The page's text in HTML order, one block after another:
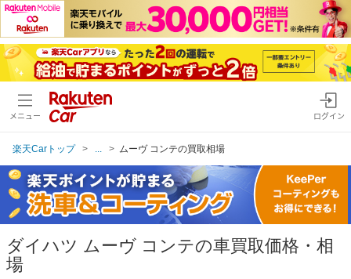
メニュー ログイン
楽天Carトップ ムーヴ コンテの買取相場
ダイハツ ムーヴ コンテの車買取価格・相
場